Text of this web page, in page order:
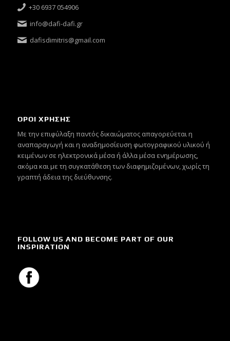
+30 6937 054906
info@dafi-dafi.gr
dafisdimitris@gmail.com
ΟΡΟΙ ΧΡΗΣΗΣ
Mε την επιφύλαξη παντός δικαιώματος απαγορεύεται η
αναπαραγωγή και η αναδημοσίευση φωτογραφικού υλικού ή
κειμένων σε ηλεκτρονικά μέσα ή άλλα μέσα ενημέρωσης,
ακόμα και με τη συγκατάθεση των διαφημιζομένων, χωρίς τη
γραπτή άδεια της διεύθυνσης.
FOLLOW US AND BECOME PART OF OUR
INSPIRATION